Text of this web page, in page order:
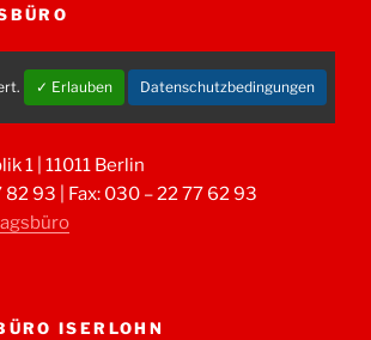
✓ Erlauben Datenschutzbedingungen
1 | 11011 Berlin
82 93 | Fax: 030 – 22 77 62 93
ISERLOHN